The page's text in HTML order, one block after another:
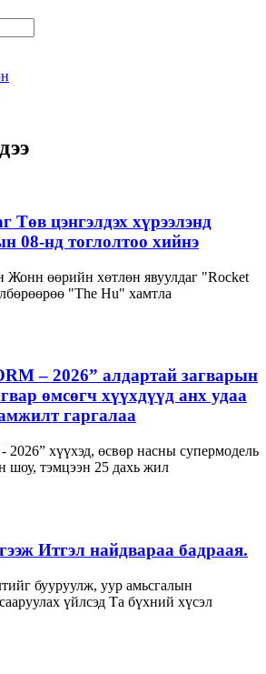
Төв цэнгэлдэх хүрээлэнд
08-нд тоглолтоо хийнэ
Жонн өөрийн хөтлөн явуулдаг "Rocket
"The Hu" хамтла
– 2026” алдартай загварын
өмсөгч хүүхдүүд анх удаа
гаргалаа
хүүхэд, өсвөр насны супермодель
шоу, тэмцээн 25 дахь жил
Итгэл найдвараа бадраая.
бууруулж, уур амьсгалын
үйлсэд Та бүхний хүсэл